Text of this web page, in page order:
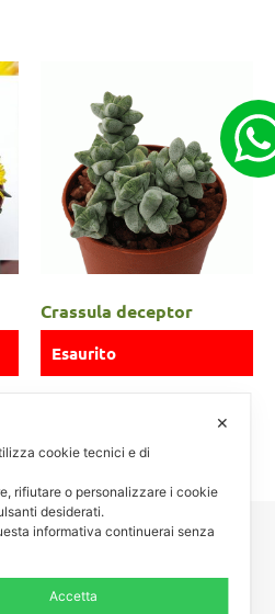
Crassula deceptor
Esaurito
& Spinosa
– Via Teodora Bresciani, 40 –
– Tel/Fax +39 0365
✕
cookie tecnici e di
rifiutare o personalizzare i cookie
desiderati.
informativa continuerai senza
Accetta